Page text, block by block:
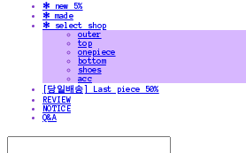
✻ new 5%
✻ made
✻ select shop
outer
top
onepiece
bottom
shoes
acc
[당일배송] Last piece 50%
REVIEW
NOTICE
Q&A